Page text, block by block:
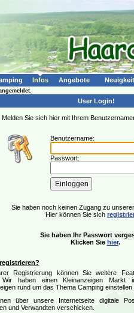
Infos Angebote
User Login!
Melden Sie sich hier mit Ihrem
Benutzername:
Passwort:
Sie haben noch keinen Zugang zu
Hier können Sie sich
Sie haben Ihr Passwort
Klicken Sie hier.
Registrierung können Sie weitere
Wir haben einen Kleinanzeigen
rund um das Thema Camping einstellen
über unsere Internetseite digitale
und Verwandten verschicken.